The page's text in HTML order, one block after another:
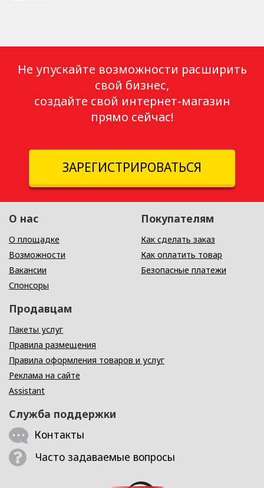
Не упускайте возможности расширить
свой бизнес,
создайте свой интернет-магазин
прямо сейчас!
ЗАРЕГИСТРИРОВАТЬСЯ
О нас
О площадке
Возможности
Вакансии
Спонсоры
Покупателям
Как сделать заказ
Как оплатить товар
Безопасные платежи
Продавцам
Пакеты услуг
Правила размещения
Правила оформления товаров и услуг
Реклама на сайте
Assistant
Служба поддержки
Контакты
Часто задаваемые вопросы